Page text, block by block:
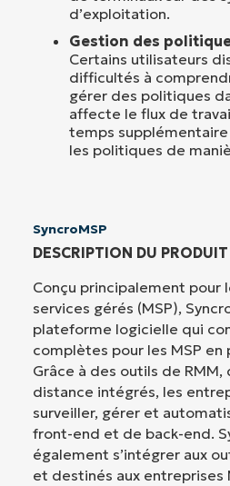
d’exploitation.
Gestion des
Certains utilisateurs
difficultés à
gérer des politiques
affecte le flux de
temps
les politiques de
SyncroMSP
DESCRIPTION DU PRODUIT
Conçu principalement pour
services gérés (MSP),
plateforme logicielle qui
complètes pour les MSP en
Grâce à des outils de RMM,
distance intégrés, les
surveiller, gérer et
front-end et de back-end.
également s’intégrer aux
et destinés aux entreprises